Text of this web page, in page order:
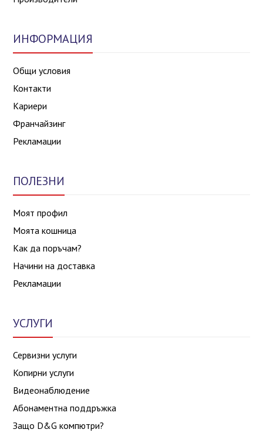
ИНФОРМАЦИЯ
Общи условия
Контакти
Кариери
Франчайзинг
Рекламации
ПОЛЕЗНИ
Моят профил
Моята кошница
Как да поръчам?
Начини на доставка
Рекламации
УСЛУГИ
Сервизни услуги
Копирни услуги
Видеонаблюдение
Абонаментна поддръжка
Защо D&G компютри?